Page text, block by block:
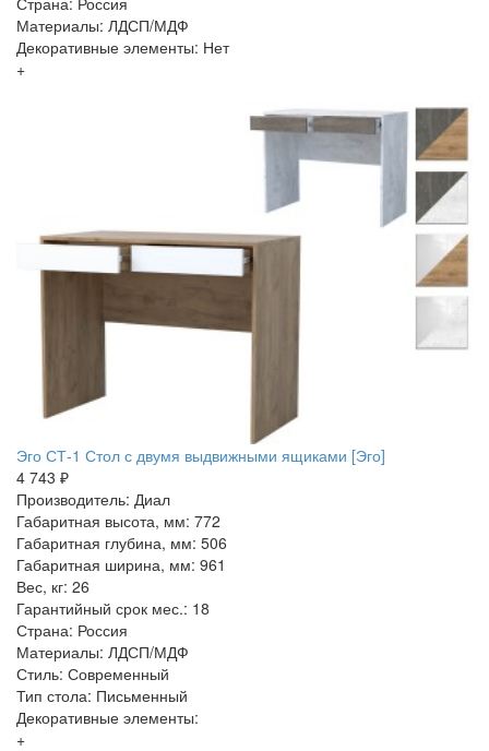
Материалы: ЛДСП/МДФ
Декоративные элементы: Нет
+
Эго СТ-1 Стол с двумя выдвижными ящиками [Эго]
4 743 ₽
Производитель: Диал
Габаритная высота, мм: 772
Габаритная глубина, мм: 506
Габаритная ширина, мм: 961
Вес, кг: 26
Гарантийный срок мес.: 18
Страна: Россия
Материалы: ЛДСП/МДФ
Стиль: Современный
Тип стола: Письменный
Декоративные элементы:
+